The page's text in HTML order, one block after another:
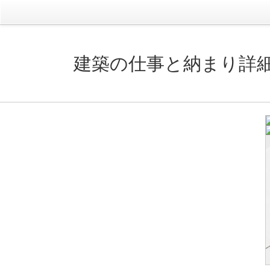
建築の仕事と納まり詳